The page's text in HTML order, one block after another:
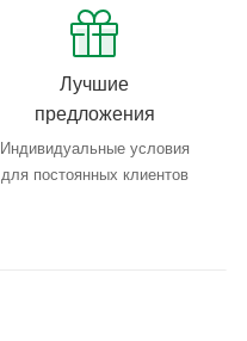
Лучшие
предложения
Индивидуальные условия
для постоянных клиентов